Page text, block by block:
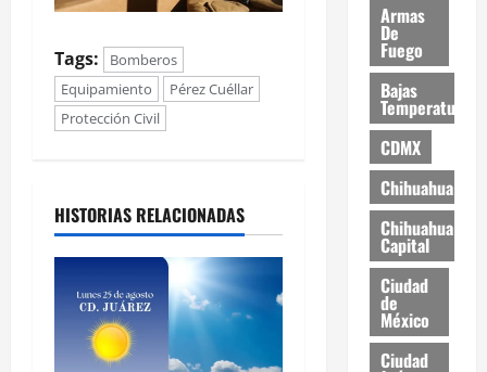
Tags:
Bomberos
Equipamiento
Pérez Cuéllar
Protección Civil
HISTORIAS RELACIONADAS
Armas
De
Fuego
Bajas
Temperaturas
CDMX
Chihuahua
Chihuahua
Capital
Ciudad
de
México
Ciudad